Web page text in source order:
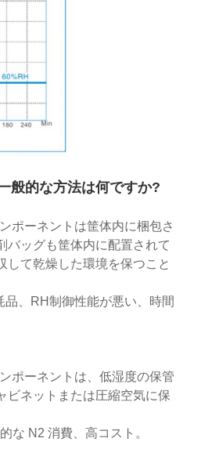
般的な方法は何ですか?
ポーネントは筐体内に梱包さ
バッグも筐体内に配置されて
して乾燥した環境を保つこと
、RH制御性能が悪い、時間
ポーネントは、低湿度の保管
ビネットまたは圧縮空気に保
な N2 消費、高コスト。